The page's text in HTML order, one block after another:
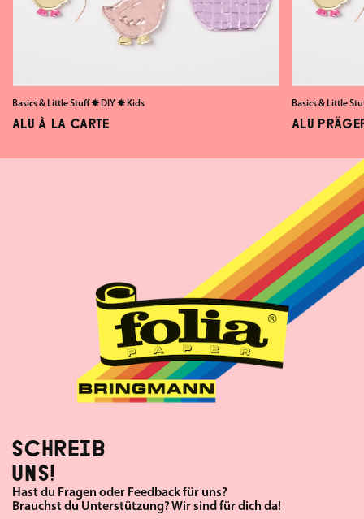
Basics & Little Stuff✸ DIY✸ Kids
ALU À LA CARTE
Basics & Little
ALU
SCHREIB
UNS!
Hast du Fragen oder Feedback für uns?
Brauchst du Unterstützung? Wir sind für dich da!